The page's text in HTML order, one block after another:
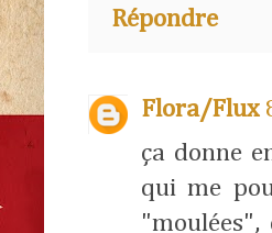
Répondre
Flora/Flux
ça donne
qui me
"moulées",